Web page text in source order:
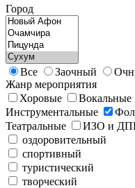
Город
Все Заочный
Жанр мероприятия
Хоровые
Вокальные
Инструментальные
Театральные
ИЗО и
оздоровительный
спортивный
туристический
творческий